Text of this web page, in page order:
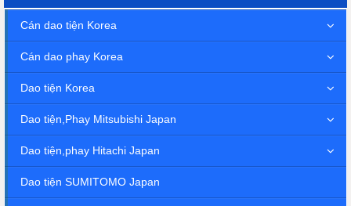
Cán dao tiện Korea
Cán dao phay Korea
Dao tiện Korea
Dao tiện,Phay Mitsubishi Japan
Dao tiện,phay Hitachi Japan
Dao tiện SUMITOMO Japan